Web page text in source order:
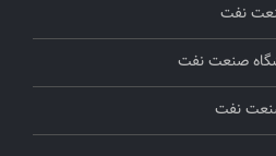
نفت
صنعت نفت
نفت